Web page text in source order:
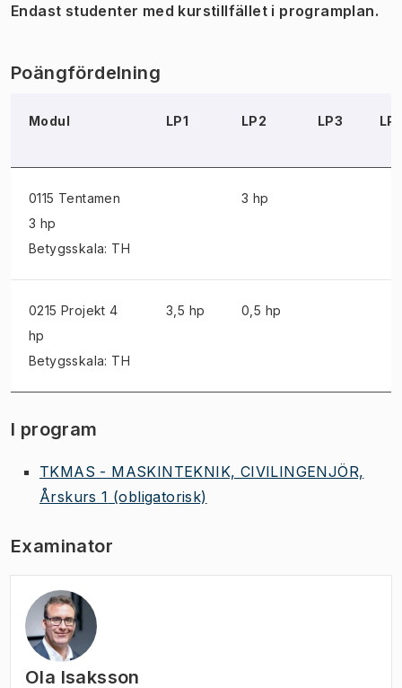
Endast studenter med kurstillfället i programplan.
Poängfördelning
Modul LP1 LP2 LP3
0115 Tentamen
3 hp
Betygsskala: TH
3 hp
0215 Projekt 4
hp
Betygsskala: TH
3,5 hp 0,5 hp
I program
TKMAS - MASKINTEKNIK, CIVILINGENJÖR,
Årskurs 1 (obligatorisk)
Examinator
Ola Isaksson